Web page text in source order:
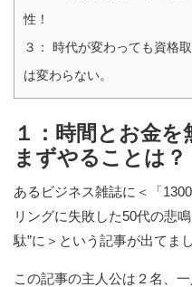
性！
３： 時代が変わっても資格
は変わらない。
１：時間とお金
まずやることは？
あるビジネス雑誌に＜「
リングに失敗した50代の悲
駄”に＞という記事が出てま
この記事の主人公は２名、